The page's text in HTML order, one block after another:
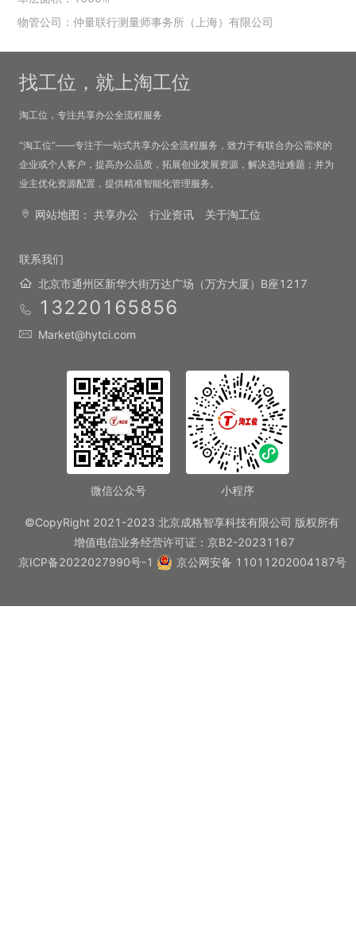
物管公司：仲量联行测量师事务所（上海）有限公司
找工位，就上淘工位
淘工位，专注共享办公全流程服务
“淘工位”——专注于一站式共享办公全流程服务，致力于有联合办公需求的
企业或个人客户，提高办公品质，拓展创业发展资源，解决选址难题；并为
业主优化资源配置，提供精准智能化管理服务。
网站地图： 共享办公 行业资讯 关于淘工位
联系我们
北京市通州区新华大街万达广场（万方大厦）B座1217
13220165856
Market@hytci.com
微信公众号 小程序
©CopyRight 2021-2023 北京成格智享科技有限公司 版权所有
增值电信业务经营许可证：京B2-20231167
京ICP备2022027990号-1
京公网安备 11011202004187号